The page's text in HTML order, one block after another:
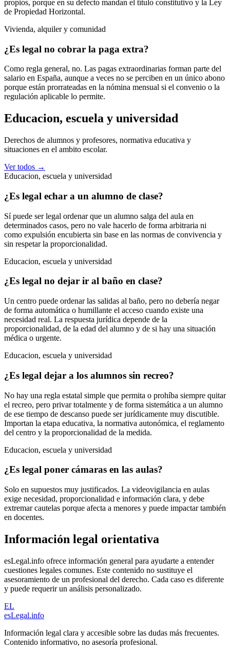
propios, porque en su defecto mandan el título constitutivo y la Ley
de Propiedad Horizontal.
Vivienda, alquiler y comunidad
¿Es legal no cobrar la paga extra?
Como regla general, no. Las pagas extraordinarias forman parte del
salario en España, aunque a veces no se perciben en un único abono
porque están prorrateadas en la nómina mensual si el convenio o la
regulación aplicable lo permite.
Educacion, escuela y universidad
Derechos de alumnos y profesores, normativa educativa y
situaciones en el ambito escolar.
Ver todos →
Educacion, escuela y universidad
¿Es legal echar a un alumno de clase?
Sí puede ser legal ordenar que un alumno salga del aula en
determinados casos, pero no vale hacerlo de forma arbitraria ni
como expulsión encubierta sin base en las normas de convivencia y
sin respetar la proporcionalidad.
Educacion, escuela y universidad
¿Es legal no dejar ir al baño en clase?
Un centro puede ordenar las salidas al baño, pero no debería negar
de forma automática o humillante el acceso cuando existe una
necesidad real. La respuesta jurídica depende de la
proporcionalidad, de la edad del alumno y de si hay una situación
médica o urgente.
Educacion, escuela y universidad
¿Es legal dejar a los alumnos sin recreo?
No hay una regla estatal simple que permita o prohíba siempre quitar
el recreo, pero privar totalmente y de forma sistemática a un alumno
de ese tiempo de descanso puede ser jurídicamente muy discutible.
Importan la etapa educativa, la normativa autonómica, el reglamento
del centro y la proporcionalidad de la medida.
Educacion, escuela y universidad
¿Es legal poner cámaras en las aulas?
Solo en supuestos muy justificados. La videovigilancia en aulas
exige necesidad, proporcionalidad e información clara, y debe
extremar cautelas porque afecta a menores y puede impactar también
en docentes.
Información legal orientativa
esLegal.info ofrece información general para ayudarte a entender
cuestiones legales comunes. Este contenido no sustituye el
asesoramiento de un profesional del derecho. Cada caso es diferente
y puede requerir un análisis personalizado.
EL
esLegal.info
Información legal clara y accesible sobre las dudas más frecuentes.
Contenido informativo, no asesoría profesional.